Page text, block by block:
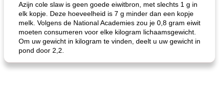
Azijn cole slaw is geen goede eiwitbron, met slechts 1 g in
elk kopje. Deze hoeveelheid is 7 g minder dan een kopje
melk. Volgens de National Academies zou je 0,8 gram eiwit
moeten consumeren voor elke kilogram lichaamsgewicht.
Om uw gewicht in kilogram te vinden, deelt u uw gewicht in
pond door 2,2.